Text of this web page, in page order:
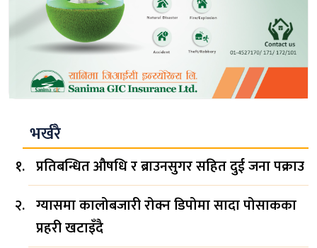
भर्खरै
प्रतिबन्धित औषधि र ब्राउनसुगर सहित दुई जना पक्राउ
ग्यासमा कालोबजारी रोक्न डिपोमा सादा पोसाकका
प्रहरी खटाइँदै